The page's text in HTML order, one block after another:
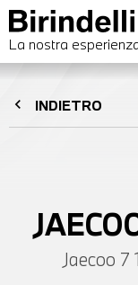
La nostra
chevron_left INDIETRO
Jaecoo